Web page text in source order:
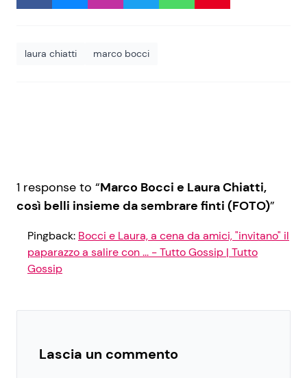
laura chiatti marco bocci
1 response to “Marco Bocci e Laura Chiatti,
così belli insieme da sembrare finti (FOTO)”
Pingback: Bocci e Laura, a cena da amici, "invitano" il
paparazzo a salire con ... - Tutto Gossip | Tutto
Gossip
Lascia un commento